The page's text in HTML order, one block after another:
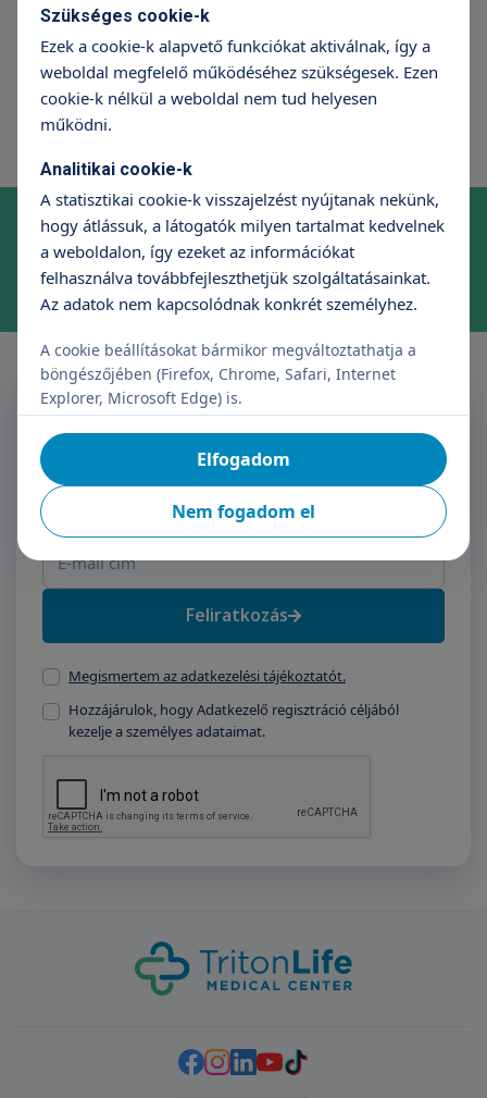
hatástartama 1-2 óra.
Online időpontfoglalás szakrendelésre
Foglaljon időpontot kényelmesen, néhány kattintással!
Időpontfoglalás
Feliratkozás a Triton
Hírlevélre
Név
E-mail cím
Feliratkozás
Megismertem az adatkezelési tájékoztatót.
Hozzájárulok, hogy Adatkezelő regisztráció céljából
kezelje a személyes adataimat.
Szükséges cookie-k
Ezek a cookie-k alapvető funkciókat aktiválnak, így a
weboldal megfelelő működéséhez szükségesek. Ezen
cookie-k nélkül a weboldal nem tud helyesen
működni.
Analitikai cookie-k
A statisztikai cookie-k visszajelzést nyújtanak nekünk,
hogy átlássuk, a látogatók milyen tartalmat kedvelnek
a weboldalon, így ezeket az információkat
felhasználva továbbfejleszthetjük szolgáltatásainkat.
Az adatok nem kapcsolódnak konkrét személyhez.
A cookie beállításokat bármikor megváltoztathatja a
böngészőjében (Firefox, Chrome, Safari, Internet
Explorer, Microsoft Edge) is.
Nem fogadom el
Elfogadom